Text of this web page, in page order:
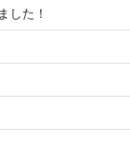
した！